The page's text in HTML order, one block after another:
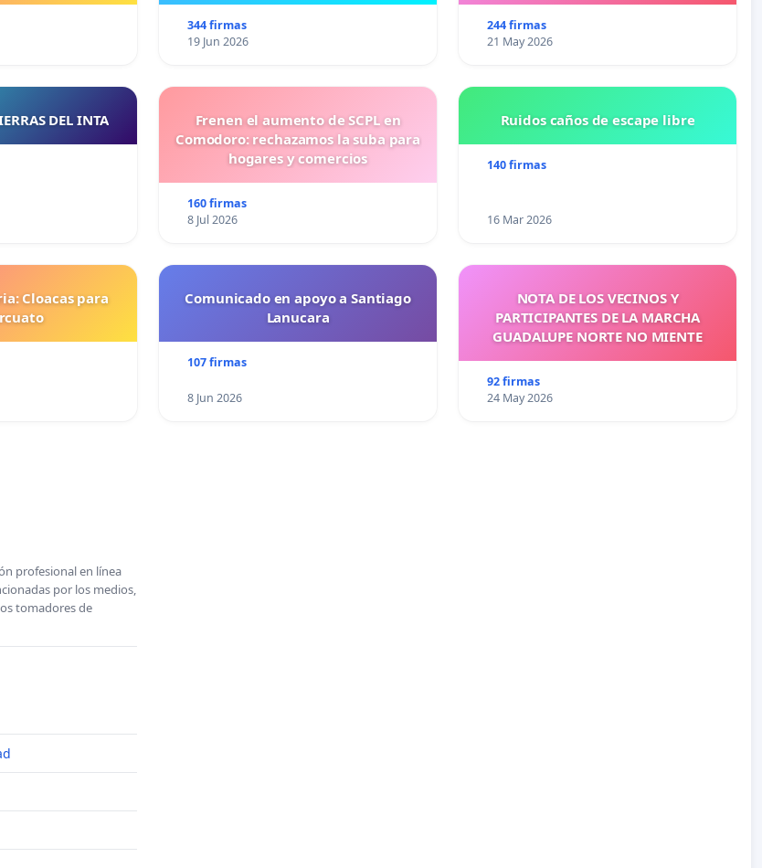
344 firmas
19 Jun 2026
244 firmas
21 May 2026
DEL INTA
Frenen el aumento de SCPL en
Comodoro: rechazamos la suba para
hogares y comercios
160 firmas
8 Jul 2026
Ruidos caños de escape libre
140 firmas
16 Mar 2026
Cloacas para
Comunicado en apoyo a Santiago
Lanucara
107 firmas
8 Jun 2026
NOTA DE LOS VECINOS Y
PARTICIPANTES DE LA MARCHA
GUADALUPE NORTE NO MIENTE
92 firmas
24 May 2026
profesional en línea
por los medios,
tomadores de